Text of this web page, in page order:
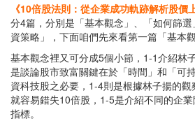
《10倍股法則：從企業成功軌跡解析股價
分4篇，分別是「基本觀念」、「如何篩
資策略」，下面咱們先來看第一篇「基本觀
基本觀念裡又可分成5個小節，1-1介紹林
是談論股市致富關鍵在於「時間」和「可
資科技股之必要，1-4則是根據林子揚的觀
就容易錯失10倍股，1-5是介紹不同的企
指標。